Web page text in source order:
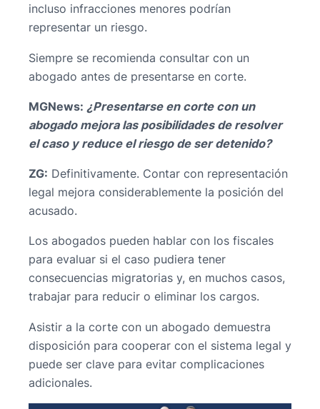
incluso infracciones menores podrían
representar un riesgo.
Siempre se recomienda consultar con un
abogado antes de presentarse en corte.
MGNews: ⁠¿Presentarse en corte con un
abogado mejora las posibilidades de resolver
el caso y reduce el riesgo de ser detenido?
ZG: Definitivamente. Contar con representación
legal mejora considerablemente la posición del
acusado.
Los abogados pueden hablar con los fiscales
para evaluar si el caso pudiera tener
consecuencias migratorias y, en muchos casos,
trabajar para reducir o eliminar los cargos.
Asistir a la corte con un abogado demuestra
disposición para cooperar con el sistema legal y
puede ser clave para evitar complicaciones
adicionales.